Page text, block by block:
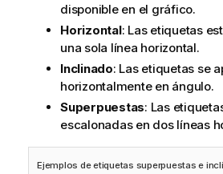
disponible en el gráfico.
Horizontal: Las etiquetas
una sola línea horizontal.
Inclinado: Las etiquetas se
horizontalmente en ángulo.
Superpuestas: Las
escalonadas en dos líneas
Ejemplos de etiquetas superpuestas e